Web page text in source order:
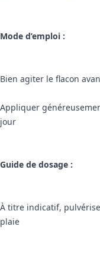
Mode d’emploi :
Bien agiter le flacon
Appliquer
jour
Guide de dosage :
À titre indicatif,
plaie